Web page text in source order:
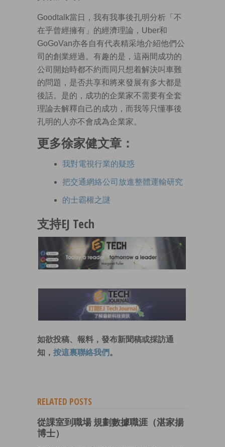
Goodtalk當日，我有我事後孔明分析「不
在乎曾經擁有」的經濟理論，Uber和
GoGoVan亦各自有代表精采地介紹他們公
司的創業經過。有趣的是，這兩間成功的
公司開始時都不約而同只想着解決叫車難
的問題，是否共享和將來發展有多大都是
後話。是的，成功的企業家不需要有全套
理論去解釋自己的成功，而我等只懂事後
孔明的人亦不會成為企業家。
更多徐家健文章：
我對電視行業的疑惑
把交通網絡公司放進整體運輸研究
的士霸權之謎
支持EJ Tech
如欲投稿、報料，發布新聞稿或採訪通
知， 按這裏聯絡我們 。
RELATED POSTS
從課室到職場 規劃數據職涯（湛家揚
博士）